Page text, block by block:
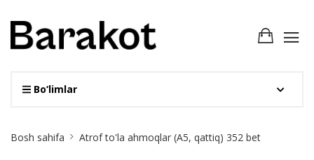
Bo‘limlar
Breadcrumb
Bosh sahifa Atrof to'la ahmoqlar (А5, qattiq) 352 bet